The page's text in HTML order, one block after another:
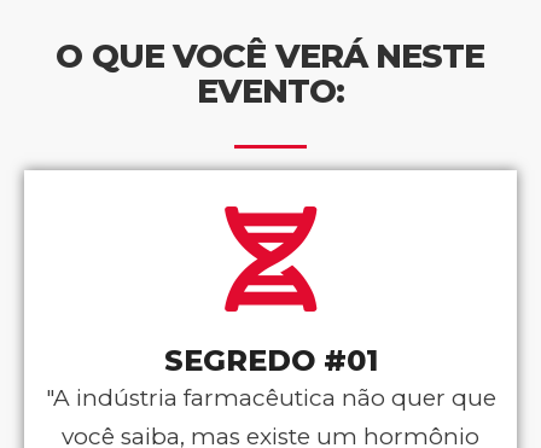
O QUE VOCÊ VERÁ NESTE
EVENTO:
SEGREDO #01
"A indústria farmacêutica não quer que
você saiba, mas existe um hormônio